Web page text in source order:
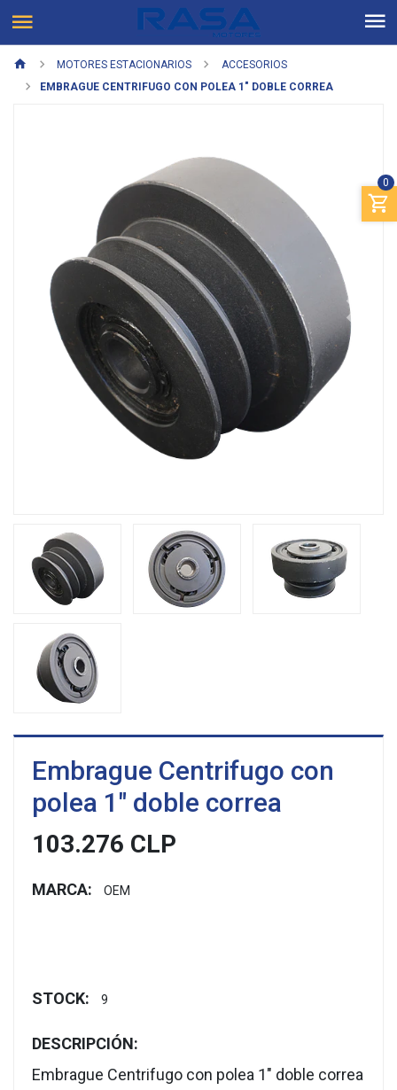
0
MOTORES ESTACIONARIOS
ACCESORIOS
EMBRAGUE CENTRIFUGO CON POLEA 1" DOBLE CORREA
Previous
Embrague Centrifugo con
polea 1" doble correa
103.276 CLP
MARCA: OEM
STOCK: 9
DESCRIPCIÓN:
Embrague Centrifugo con polea 1" doble correa